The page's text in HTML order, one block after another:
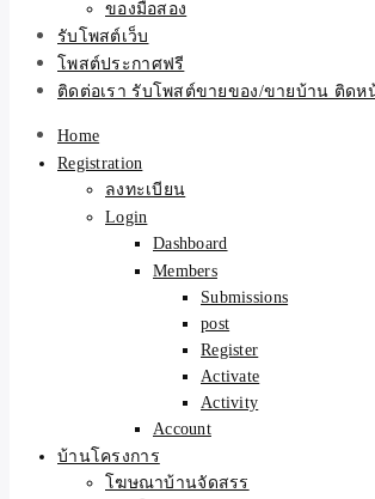
ของมือสอง
รับโพสต์เว็บ
โพสต์ประกาศฟรี
ติดต่อเรา รับโพสต์ขายของ/ขายบ้าน ติดห
Home
Registration
ลงทะเบียน
Login
Dashboard
Members
Submissions
post
Register
Activate
Activity
Account
บ้านโครงการ
โฆษณาบ้านจัดสรร